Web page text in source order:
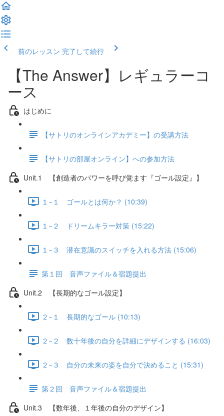
前のレッスン 完了して続行
【The Answer】レギュラーコ
ース
はじめに
【サトリのオンラインアカデミー】の受講方法
【サトリの部屋オンライン】への参加方法
Unit.1 【創造者のパワーを呼び覚ます『ゴール設定』】
１−１ ゴールとは何か？ (10:39)
１−２ ドリームキラー対策 (15:22)
１−３ 潜在意識のスイッチを入れる方法 (15:06)
第１回 音声ファイル＆宿題提出
Unit.2 【長期的なゴール設定】
２−１ 長期的なゴール (10:13)
２−２ 数十年後の自分を詳細にデザインする (16:03)
２−３ 自分の未来の姿を自分で決めること (15:31)
第２回 音声ファイル＆宿題提出
Unit.3 【数年後、１年後の自分のデザイン】